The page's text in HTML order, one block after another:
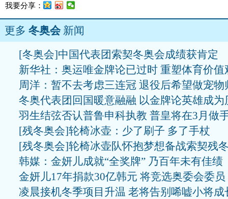
我要分享：
更多 冬奥会新闻
[冬奥会]中国代表团索契冬奥会成绩获肯定
新华社：奥运唯金牌论已过时 重塑体育价值
周洋：暂不去考虑三连冠 退役后希望做宠物
冬奥代表团回国暖意融融 以金牌论英雄成为
羽生结弦否认普鲁申科执教 普皇将在3月做
[残冬奥会]轮椅冰壶：少了刷子 多了手杖
[残冬奥会]轮椅冰壶队怀抱梦想备战索契残
韩媒：金妍儿成就“全奖牌” 乃百年未有佳绩
金妍儿17年捐款30亿韩元 将竞选奥委会委员
凌晨接机冬季项目升温 老将告别唏嘘小将成